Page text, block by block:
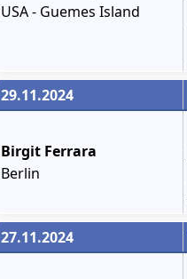
USA - Guemes Island
29.11.2024
Birgit Ferrara
Berlin
27.11.2024